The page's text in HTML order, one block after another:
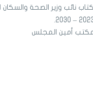
نائب وزير الصحة
مكتب أمين المجلس